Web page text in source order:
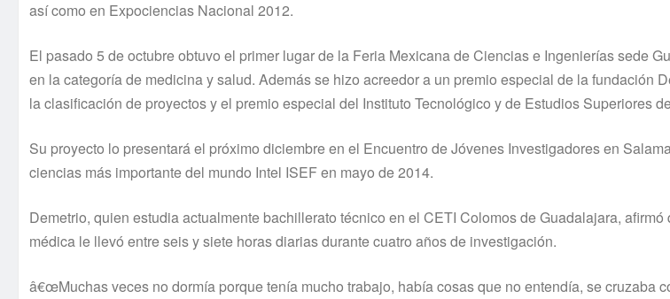
así­ como en Expociencias Nacional 2012.
El pasado 5 de octubre obtuvo el primer lugar de la Feria Mexicana de Ciencias e Ingenierí­as sede
en la categorí­a de medicina y salud. Además se hizo acreedor a un premio especial de la fundación
la clasificación de proyectos y el premio especial del Instituto Tecnológico y de Estudios Superiores
Su proyecto lo presentará el próximo diciembre en el Encuentro de Jóvenes Investigadores en
ciencias más importante del mundo Intel ISEF en mayo de 2014.
Demetrio, quien estudia actualmente bachillerato técnico en el CETI Colomos de Guadalajara,
médica le llevó entre seis y siete horas diarias durante cuatro años de investigación.
â€œMuchas veces no dormí­a porque tení­a mucho trabajo, habí­a cosas que no entendí­a, se cruzaba